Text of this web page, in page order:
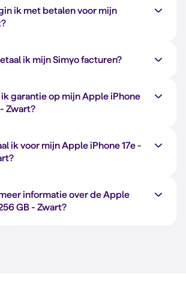
ik met betalen voor mijn
ik mijn Simyo facturen?
garantie op mijn Apple iPhone
Zwart?
ik voor mijn Apple iPhone 17e -
?
informatie over de Apple
GB-Zwart?